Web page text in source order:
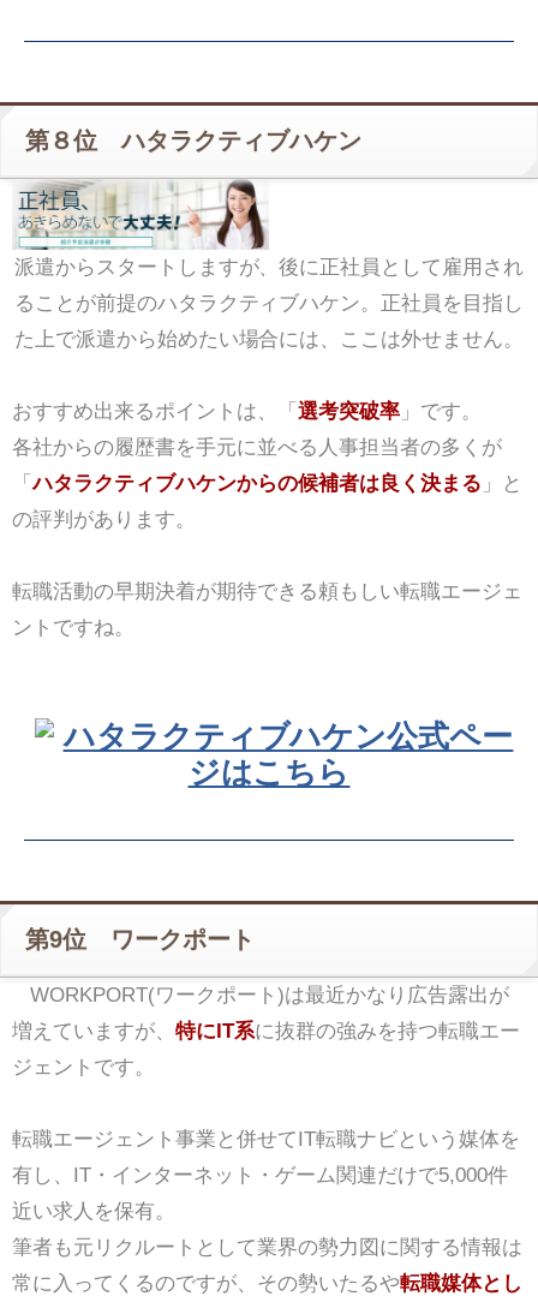
第８位 ハタラクティブハケン
派遣からスタートしますが、後に正社員として雇用され
ることが前提のハタラクティブハケン。正社員を目指し
た上で派遣から始めたい場合には、ここは外せません。
おすすめ出来るポイントは、「 選考突破率」です。
各社からの履歴書を手元に並べる人事担当者の多くが
「ハタラクティブハケンからの候補者は良く決まる 」と
の評判があります。
転職活動の早期決着が期待できる頼もしい転職エージェ
ントですね。
ハタラクティブハケン公式ペー
ジはこちら
第9位 ワークポート
WORKPORT(ワークポート)は最近かなり広告露出が
増えていますが、 特にIT系に抜群の強みを持つ転職エー
ジェントです。
転職エージェント事業と併せてIT転職ナビという媒体を
有し、IT・インターネット・ゲーム関連だけで5,000件
近い求人を保有。
筆者も元リクルートとして業界の勢力図に関する情報は
常に入ってくるのですが、その勢いたるや転職媒体とし